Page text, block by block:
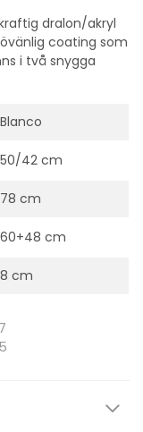
dralon/akryl
coating som
i två snygga
Blanco
50/42 cm
78 cm
60+48 cm
8 cm